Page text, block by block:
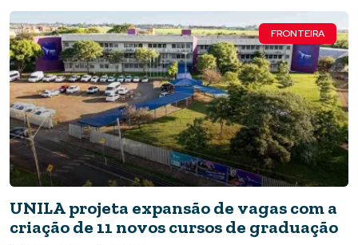
FRONTEIRA
UNILA projeta expansão de vagas com a
criação de 11 novos cursos de graduação